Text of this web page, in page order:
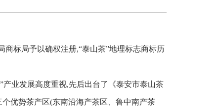
标局予以确权注册,“泰山茶”地理标志商标历
业发展高度重视,先后出台了《泰安市泰山茶
优势茶产区(东南沿海产茶区、鲁中南产茶